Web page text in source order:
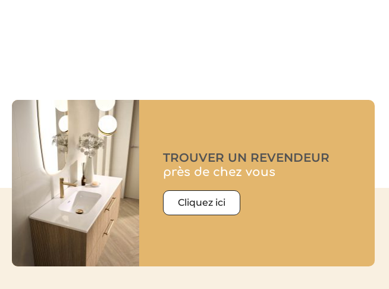
TROUVER UN REVENDEUR
près de chez vous
Cliquez ici